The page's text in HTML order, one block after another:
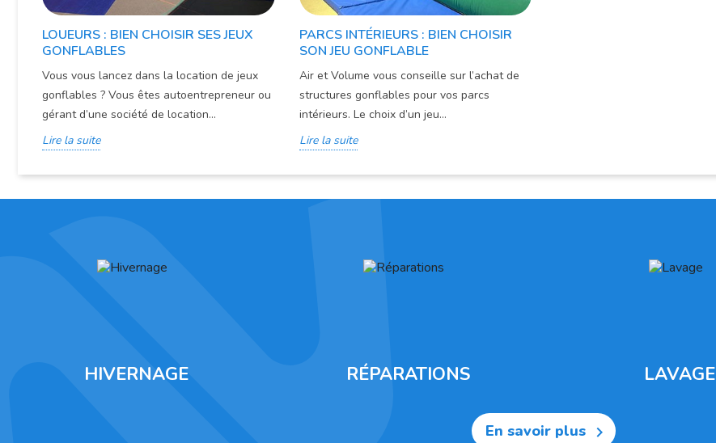
LOUEURS : BIEN CHOISIR SES JEUX
GONFLABLES
Vous vous lancez dans la location de jeux
gonflables ? Vous êtes autoentrepreneur ou
gérant d’une société de location...
Lire la suite
PARCS INTÉRIEURS : BIEN CHOISIR
SON JEU GONFLABLE
Air et Volume vous conseille sur l’achat de
structures gonflables pour vos parcs
intérieurs. Le choix d’un jeu...
Lire la suite
HIVERNAGE RÉPARATIONS LAVAGE
En savoir plus 